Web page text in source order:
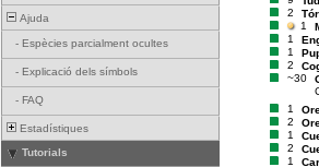
Ajuda
- Espècies parcialment ocultes
- Explicació dels símbols
- FAQ
Estadístiques
Tutorials
2
1
1
1
2
~30
1
2
1
2
1